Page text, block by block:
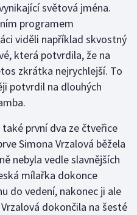
světová jména.
programem
viděli například skvostný
která potvrdila, že na
zkrátka nejrychlejší. To
potvrdil na dlouhých
první dva ze čtveřice
Simona Vrzalová běžela
nebyla vedle slavnějších
mílařka dokonce
do vedení, nakonec ji ale
dokončila na šesté